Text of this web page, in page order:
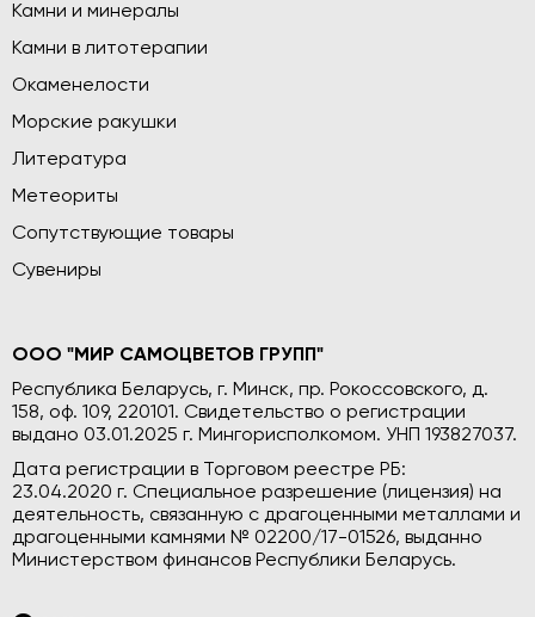
Камни и минералы
Камни в литотерапии
Окаменелости
Морские ракушки
Литература
Метеориты
Сопутствующие товары
Сувениры
ООО "МИР САМОЦВЕТОВ ГРУПП"
Республика Беларусь, г. Минск, пр. Рокоссовского, д.
158, оф. 109, 220101. Свидетельство о регистрации
выдано 03.01.2025 г. Мингорисполкомом. УНП 193827037.
Дата регистрации в Торговом реестре РБ:
23.04.2020 г. Специальное разрешение (лицензия) на
деятельность, связанную с драгоценными металлами и
драгоценными камнями № 02200/17-01526, выданно
Министерством финансов Республики Беларусь.